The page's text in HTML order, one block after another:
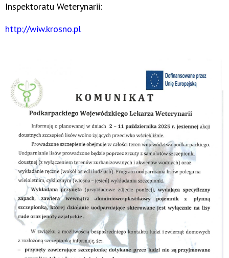
Inspektoratu Weterynarii:
http://wiw.krosno.pl